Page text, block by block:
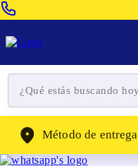
WhatsApp: (302) 262-4104
Método de entrega